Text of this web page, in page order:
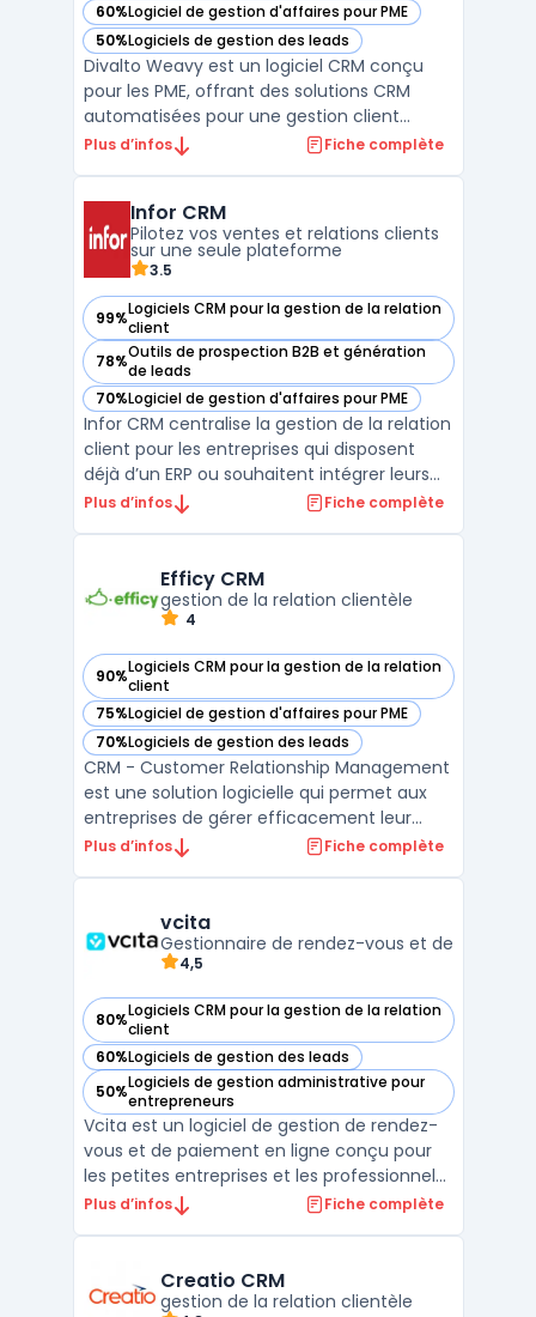
60%Logiciel de gestion d'affaires pour PME
— voir Divalto weavy dans cette catégorie
50%Logiciels de gestion des leads
— voir Divalto weavy dans cette catégorie
Divalto Weavy est un logiciel CRM conçu
pour les PME, offrant des solutions CRM
automatisées pour une gestion client
efficace. Il permet une communication
Grâce à ses techniques de gestion et de
suivi des leads, Divalto Weavy ...
Plus d’infos Fiche complète
Infor CRM
Pilotez vos ventes et relations clients
sur une seule plateforme
3.5
99%Logiciels CRM pour la gestion de la relation
client
— voir Infor CRM dans cette catégorie
78%Outils de prospection B2B et génération
de leads
— voir Infor CRM dans cette catégorie
70%Logiciel de gestion d'affaires pour PME
— voir Infor CRM dans cette catégorie
Infor CRM centralise la gestion de la relation
client pour les entreprises qui disposent
déjà d’un ERP ou souhaitent intégrer leurs
flux commerciaux et services. Ce logiciel
suivi des clients sur toute la durée du cycl ...
Plus d’infos Fiche complète
Efficy CRM
gestion de la relation clientèle
4
90%Logiciels CRM pour la gestion de la relation
client
— voir Efficy CRM dans cette catégorie
75%Logiciel de gestion d'affaires pour PME
— voir Efficy CRM dans cette catégorie
70%Logiciels de gestion des leads
— voir Efficy CRM dans cette catégorie
CRM - Customer Relationship Management
est une solution logicielle qui permet aux
entreprises de gérer efficacement leur
relation client. Efficy CRM est l’un des
relation client tout-en-un pour les PME et
grandes entrep ...
Plus d’infos Fiche complète
vcita
Gestionnaire de rendez-vous et de
4,5
80%Logiciels CRM pour la gestion de la relation
client
— voir vcita dans cette catégorie
60%Logiciels de gestion des leads
— voir vcita dans cette catégorie
50%Logiciels de gestion administrative pour
entrepreneurs
— voir vcita dans cette catégorie
Vcita est un logiciel de gestion de rendez-
vous et de paiement en ligne conçu pour
les petites entreprises et les professionnels
indépendants. Il offre une gamme
avec leurs clients et à automatiser les
tâches admini ...
Plus d’infos Fiche complète
Creatio CRM
gestion de la relation clientèle